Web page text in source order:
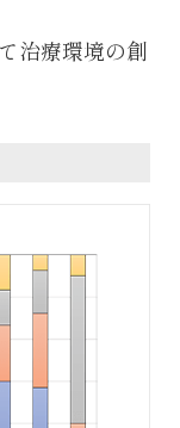
あるが、やはり30
画である。高齢者
これから建てる病
えられない。むし
らなる短縮化によ
そして減築という
。公立・公的病院
れば、病院の廃止
が出るなど、徐々
が増えてきた。し
設計事務所、写真
体し新館2期棟を
おそらく移転新築
なにより巧みな設
割を継続すること
規模急性期病院と
治療環境の創